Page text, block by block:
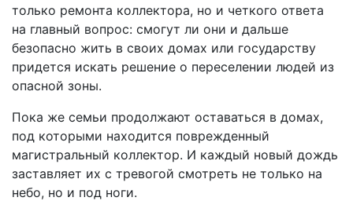
только ремонта коллектора, но и четкого ответа
на главный вопрос: смогут ли они и дальше
безопасно жить в своих домах или государству
придется искать решение о переселении людей из
опасной зоны.
Пока же семьи продолжают оставаться в домах,
под которыми находится поврежденный
магистральный коллектор. И каждый новый дождь
заставляет их с тревогой смотреть не только на
небо, но и под ноги.